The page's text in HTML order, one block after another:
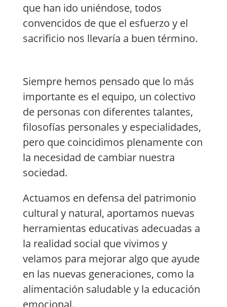
que han ido uniéndose, todos
convencidos de que el esfuerzo y el
sacrificio nos llevaría a buen término.
Siempre hemos pensado que lo más
importante es el equipo, un colectivo
de personas con diferentes talantes,
filosofías personales y especialidades,
pero que coincidimos plenamente con
la necesidad de cambiar nuestra
sociedad.
Actuamos en defensa del patrimonio
cultural y natural, aportamos nuevas
herramientas educativas adecuadas a
la realidad social que vivimos y
velamos para mejorar algo que ayude
en las nuevas generaciones, como la
alimentación saludable y la educación
emocional.